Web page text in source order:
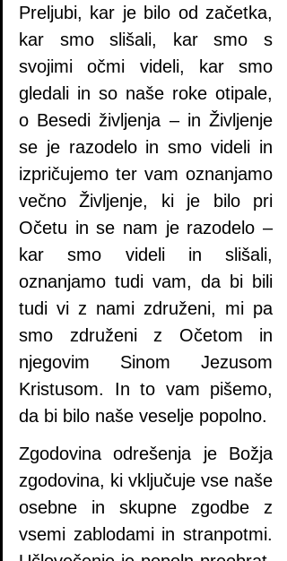
Preljubi, kar je bilo od začetka,
kar smo slišali, kar smo s
svojimi očmi videli, kar smo
gledali in so naše roke otipale,
o Besedi življenja – in Življenje
se je razodelo in smo videli in
izpričujemo ter vam oznanjamo
večno Življenje, ki je bilo pri
Očetu in se nam je razodelo –
kar smo videli in slišali,
oznanjamo tudi vam, da bi bili
tudi vi z nami združeni, mi pa
smo združeni z Očetom in
njegovim Sinom Jezusom
Kristusom. In to vam pišemo,
da bi bilo naše veselje popolno.
Zgodovina odrešenja je Božja
zgodovina, ki vključuje vse naše
osebne in skupne zgodbe z
vsemi zablodami in stranpotmi.